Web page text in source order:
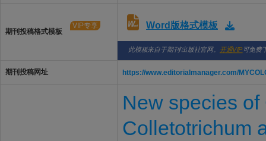
期刊投稿格式模板
VIP专享 Word版格式模板
此模板来自于期刊/出版社官网。 开通VIP 可免费
期刊投稿网址 https://www.editorialmanager.com/
New species
Colletotrichum